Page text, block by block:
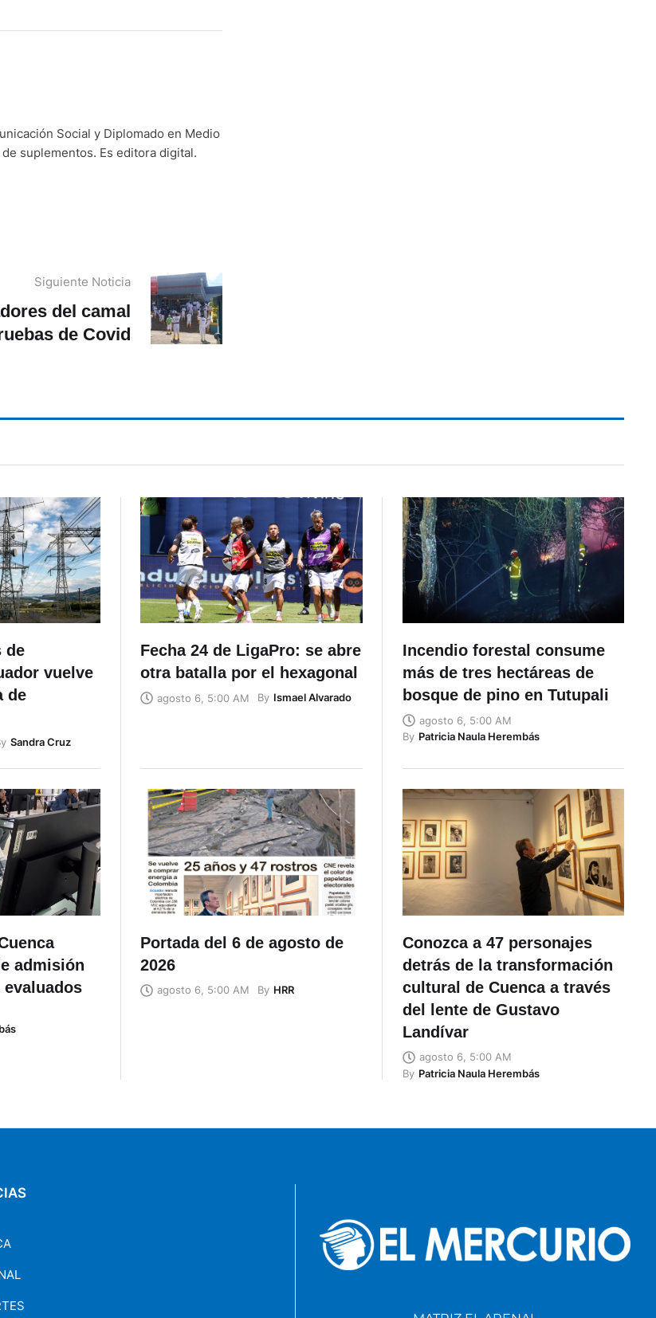
Social y Diplomado en Medio
suplementos. Es editora digital.
Siguiente Noticia
del camal
de Covid
de
vuelve
de
Sandra Cruz
Fecha 24 de LigaPro: se abre
otra batalla por el hexagonal
agosto 6, 5:00 AM By Ismael Alvarado
Incendio forestal consume
más de tres hectáreas de
bosque de pino en Tutupali
agosto 6, 5:00 AM
By Patricia Naula Herembás
admisión
evaluados
Portada del 6 de agosto de
2026
agosto 6, 5:00 AM By HRR
Conozca a 47 personajes
detrás de la transformación
cultural de Cuenca a través
del lente de Gustavo
Landívar
agosto 6, 5:00 AM
By Patricia Naula Herembás